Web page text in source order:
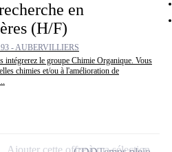
en
(H/F)
93 - AUBERVILLIERS
intégrerez le groupe Chimie Organique. Vous
chimies et/ou à l'amélioration de